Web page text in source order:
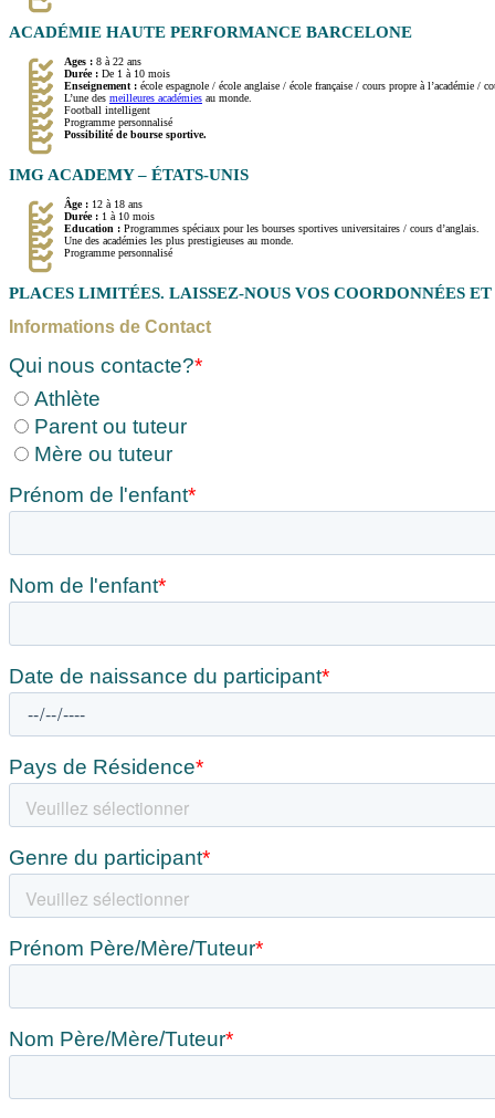
ACADÉMIE HAUTE PERFORMANCE BARCELONE
Ages : 8 à 22 ans
Durée : De 1 à 10 mois
Enseignement : école espagnole / école anglaise / école française / cours propre à l’académie /
L’une des meilleures académies au monde.
Football intelligent
Programme personnalisé
Possibilité de bourse sportive.
IMG ACADEMY – ÉTATS-UNIS
Âge : 12 à 18 ans
Durée : 1 à 10 mois
Education : Programmes spéciaux pour les bourses sportives universitaires / cours d’anglais.
Une des académies les plus prestigieuses au monde.
Programme personnalisé
PLACES LIMITÉES. LAISSEZ-NOUS VOS COORDONNÉES